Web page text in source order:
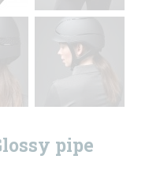
pipe